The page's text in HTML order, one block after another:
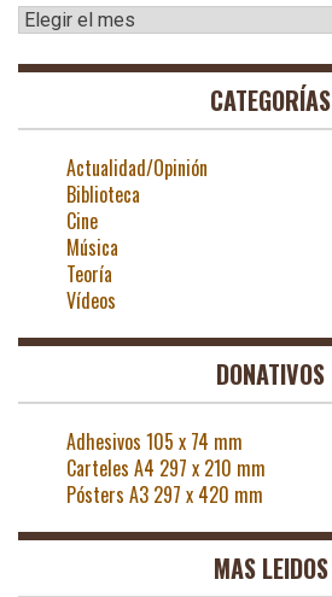
Archivos
CATEGORÍAS
Actualidad/Opinión
Biblioteca
Cine
Música
Teoría
Vídeos
DONATIVOS
Adhesivos 105 x 74 mm
Carteles A4 297 x 210 mm
Pósters A3 297 x 420 mm
MAS LEIDOS